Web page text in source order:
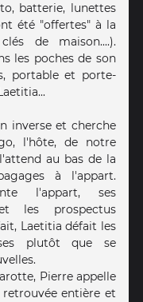
batterie, lunettes
été "offertes" à la
de maison....).
les poches de son
portable et porte-
inverse et cherche
l'hôte, de notre
au bas de la
à l'appart.
l'appart, ses
les prospectus
Laetitia défait les
plutôt que se
Pierre appelle
entière et